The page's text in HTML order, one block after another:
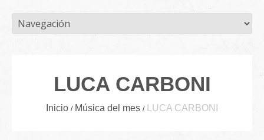
LUCA CARBONI
Inicio Música del mes LUCA CARBONI